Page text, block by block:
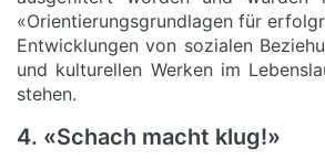
«Orientierungsgrundlagen für
Entwicklungen von sozialen
und kulturellen Werken im
stehen.
4. «Schach macht klug!»